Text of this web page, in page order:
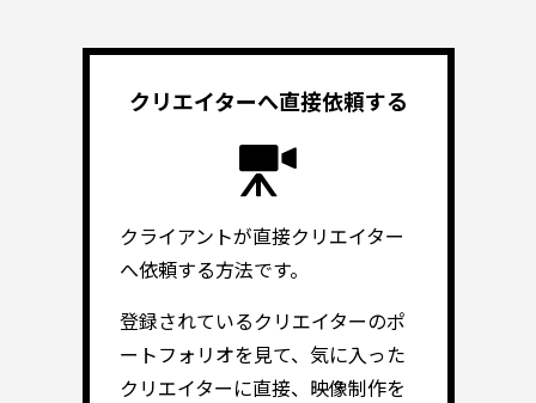
クリエイターへ直接依頼する
クライアントが直接クリエイター
へ依頼する方法です。
登録されているクリエイターのポ
ートフォリオを見て、気に入った
クリエイターに直接、映像制作を